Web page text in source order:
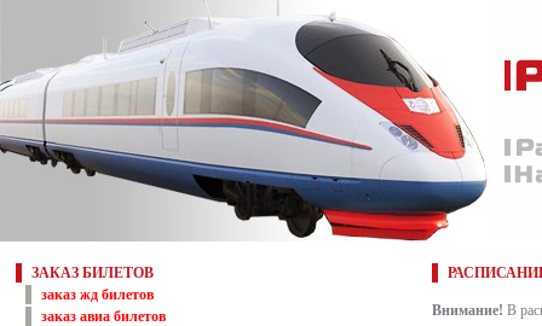
ЗАКАЗ БИЛЕТОВ
заказ жд билетов
заказ авиа билетов
Внимание! В